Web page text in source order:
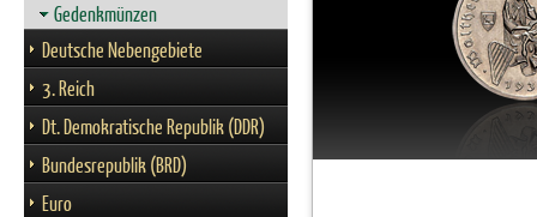
Gedenkmünzen
Deutsche Nebengebiete
3. Reich
Dt. Demokratische Republik (DDR)
Bundesrepublik (BRD)
Euro